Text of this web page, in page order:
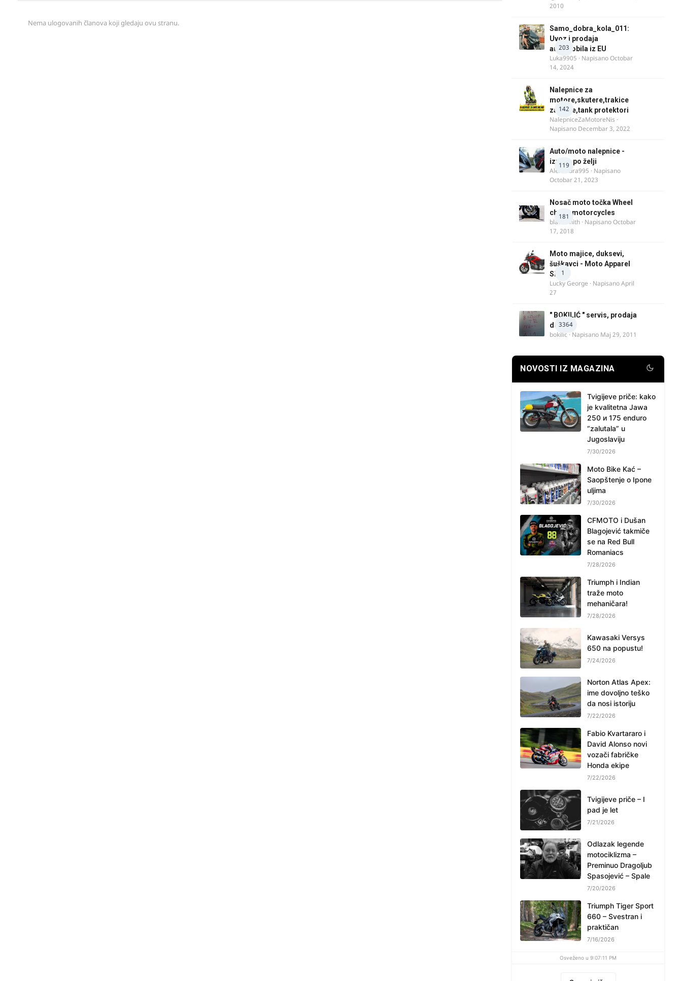
Nema ulogovanih članova koji gledaju ovu stranu.
2010
203
Samo_dobra_kola_011:
Uvoz i prodaja
automobila iz EU
Luka9905 · NapisanoOctobar
14, 2024
142
Nalepnice za
motore,skutere,trakice
za felne,tank protektori
NalepniceZaMotoreNis ·
Napisano Decembar 3, 2022
119
Auto/moto nalepnice -
izrada po želji
Alexandra995 · Napisano
Octobar 21, 2023
181
Nosač moto točka Wheel
chock motorcycles
blacksmith · NapisanoOctobar
17, 2018
1
Moto majice, duksevi,
šuškavci - Moto Apparel
SRB
Lucky George · NapisanoApril
27
3364
" BOKILIĆ " servis, prodaja
delova
bokilic · Napisano Maj 29, 2011
NOVOSTI IZ MAGAZINA
Tvigijeve priče: kako
je kvalitetna Jawa
250 и 175 enduro
“zalutala” u
Jugoslaviju
7/30/2026
Moto Bike Kać –
Saopštenje o Ipone
uljima
7/30/2026
CFMOTO i Dušan
Blagojević takmiče
se na Red Bull
Romaniacs
7/28/2026
Triumph i Indian
traže moto
mehaničara!
7/28/2026
Kawasaki Versys
650 na popustu!
7/24/2026
Norton Atlas Apex:
ime dovoljno teško
da nosi istoriju
7/22/2026
Fabio Kvartararo i
David Alonso novi
vozači fabričke
Honda ekipe
7/22/2026
Tvigijeve priče – I
pad je let
7/21/2026
Odlazak legende
motociklizma –
Preminuo Dragoljub
Spasojević – Spale
7/20/2026
Triumph Tiger Sport
660 – Svestran i
praktičan
7/16/2026
Osveženo u 9:07:11 PM